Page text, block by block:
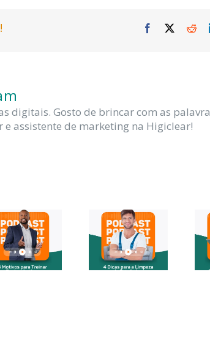
Facebook
X
digitais. Gosto de brincar com as
assistente de marketing na Higiclear!
3 motivos
para
treinar sua
equipe de
limpeza.
4 Dicas
para a
Limpeza
de
Estofados.